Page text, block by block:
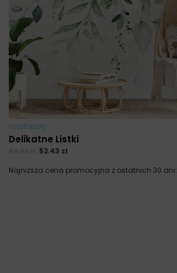
Fototapety
Delikatne Listki
52.43 zł
Najniższa cena promocyjna z ostatnich 30 dni: